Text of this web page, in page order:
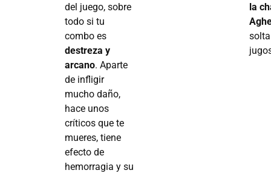
del juego, sobre
todo si tu
combo es
destreza y
arcano. Aparte
de infligir
mucho daño,
hace unos
críticos que te
mueres, tiene
efecto de
hemorragia y su
la